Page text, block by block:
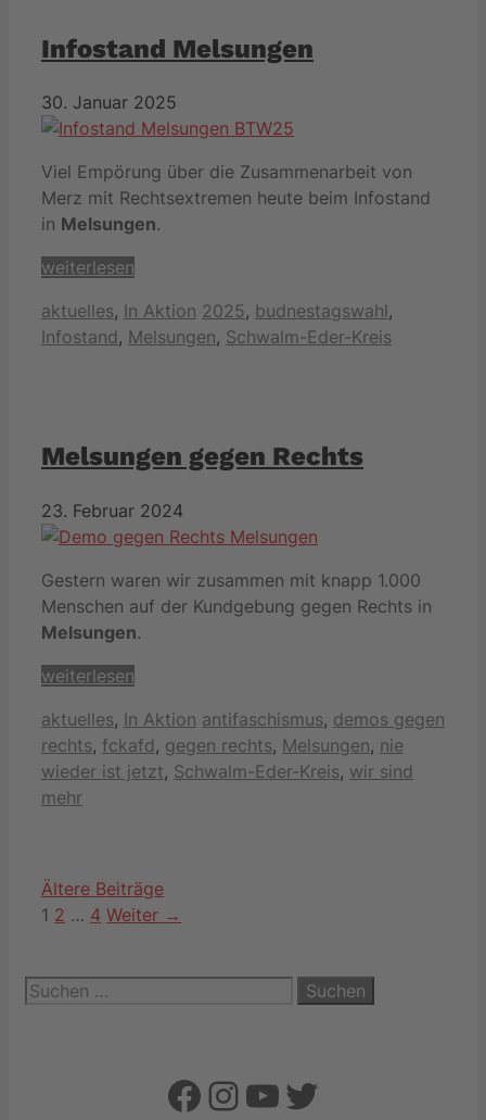
Infostand Melsungen
30. Januar 2025
Viel Empörung über die Zusammenarbeit von
Merz mit Rechtsextremen heute beim Infostand
in Melsungen.
weiterlesen
Kategorien
aktuelles, In Aktion Schlagwörter
2025, budnestagswahl,
Infostand, Melsungen, Schwalm-Eder-Kreis
Melsungen gegen Rechts
23. Februar 2024
Gestern waren wir zusammen mit knapp 1.000
Menschen auf der Kundgebung gegen Rechts in
Melsungen.
weiterlesen
Kategorien
aktuelles, In Aktion Schlagwörter
antifaschismus, demos gegen
rechts, fckafd, gegen rechts, Melsungen, nie
wieder ist jetzt, Schwalm-Eder-Kreis, wir sind
mehr
Ältere Beiträge
Seite
1 Seite
2 … Seite
4 Weiter →
Suchen
nach:
Facebook
Instagram
YouTube
Twitter